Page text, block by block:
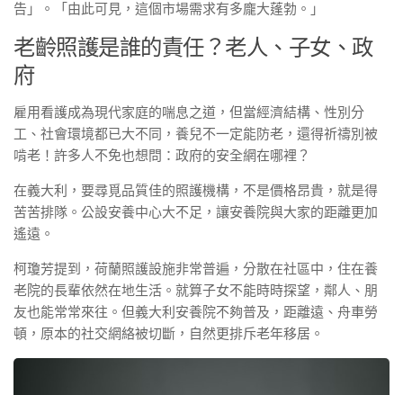
告」。「由此可見，這個市場需求有多龐大蓬勃。」
老齡照護是誰的責任？老人、子女、政
府
雇用看護成為現代家庭的喘息之道，但當經濟結構、性別分
工、社會環境都已大不同，養兒不一定能防老，還得祈禱別被
啃老！許多人不免也想問：政府的安全網在哪裡？
在義大利，要尋覓品質佳的照護機構，不是價格昂貴，就是得
苦苦排隊。公設安養中心大不足，讓安養院與大家的距離更加
遙遠。
柯瓊芳提到，荷蘭照護設施非常普遍，分散在社區中，住在養
老院的長輩依然在地生活。就算子女不能時時探望，鄰人、朋
友也能常常來往。但義大利安養院不夠普及，距離遠、舟車勞
頓，原本的社交網絡被切斷，自然更排斥老年移居。